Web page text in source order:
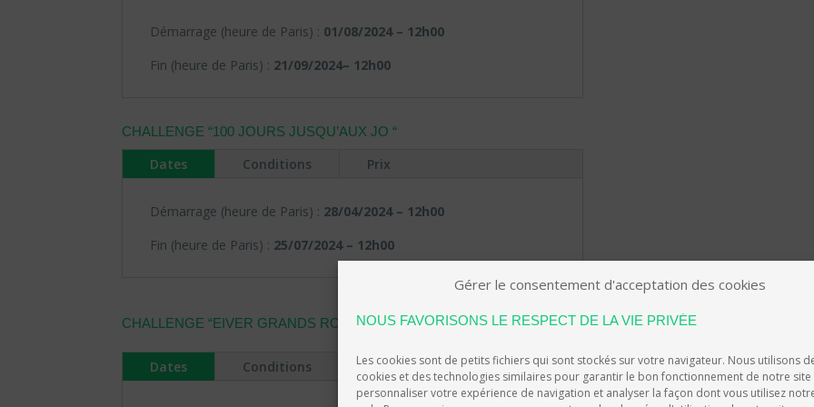
Gérer le consentement d'acceptation des cookies
NOUS FAVORISONS LE RESPECT DE LA VIE PRIVÉE
Les cookies sont de petits fichiers qui sont stockés sur votre navigateur. Nous utilisons
cookies et des technologies similaires pour garantir le bon fonctionnement de notre site
personnaliser votre expérience de navigation et analyser la façon dont vous utilisez
Démarrage (heure de Paris) : 01/08/2024– 12h00
Fin (heure de Paris) : 21/09/2024– 12h00
CHALLENGE “100 JOURS JUSQU’AUX JO “
Dates Conditions Prix
Démarrage (heure de Paris) : 28/04/2024– 12h00
Fin (heure de Paris) : 25/07/2024– 12h00
CHALLENGE “EIVER GRANDS ROULEURS “
Dates Conditions Prix